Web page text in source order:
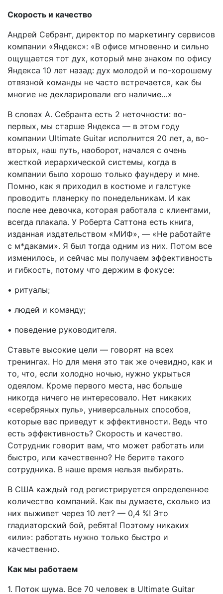
Скорость и качество
Андрей Себрант, директор по маркетингу сервисов
компании «Яндекс»: «В офисе мгновенно и сильно
ощущается тот дух, который мне знаком по офису
Яндекса 10 лет назад: дух молодой и по-хорошему
отвязной команды не часто встречается, как бы
многие не декларировали его наличие…»
В словах А. Себранта есть 2 неточности: во-
первых, мы старше Яндекса — в этом году
компании Ultimate Guitar исполнится 20 лет, а, во-
вторых, наш путь, наоборот, начался с очень
жесткой иерархической системы, когда в
компании было хорошо только фаундеру и мне.
Помню, как я приходил в костюме и галстуке
проводить планерку по понедельникам. И как
после нее девочка, которая работала с клиентами,
всегда плакала. У Роберта Саттона есть книга,
изданная издательством «МИФ», — «Не работайте
с м*даками». Я был тогда одним из них. Потом все
изменилось, и сейчас мы получаем эффективность
и гибкость, потому что держим в фокусе:
• ритуалы;
• людей и команду;
• поведение руководителя.
Ставьте высокие цели — говорят на всех
тренингах. Но для меня это так же очевидно, как и
то, что, если холодно ночью, нужно укрыться
одеялом. Кроме первого места, нас больше
никогда ничего не интересовало. Нет никаких
«серебряных пуль», универсальных способов,
которые вас приведут к эффективности. Ведь что
есть эффективность? Скорость и качество.
Сотрудник говорит вам, что может работать или
быстро, или качественно? Не берите такого
сотрудника. В наше время нельзя выбирать.
В США каждый год регистрируется определенное
количество компаний. Как вы думаете, сколько из
них выживет через 10 лет? — 0,4 %! Это
гладиаторский бой, ребята! Поэтому никаких
«или»: работать нужно только быстро и
качественно.
Как мы работаем
1. Поток шума. Все 70 человек в Ultimate Guitar